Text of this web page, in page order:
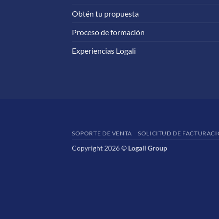
Obtén tu propuesta
Proceso de formación
Experiencias Logali
SOPORTE DE VENTA SOLICITUD DE
Copyright 2026 © Logali Group